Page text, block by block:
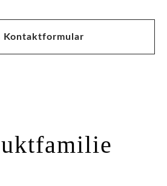
Kontaktformular